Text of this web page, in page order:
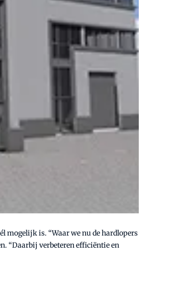
mogelijk is. “Waar we nu de hardlopers
“Daarbij verbeteren efficiëntie en